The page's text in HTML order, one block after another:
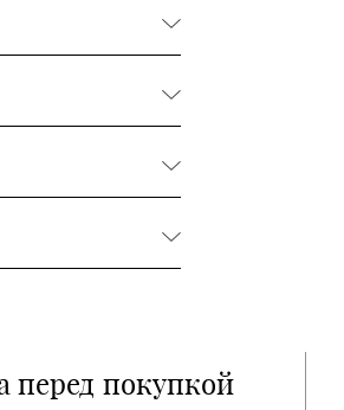
перед покупкой